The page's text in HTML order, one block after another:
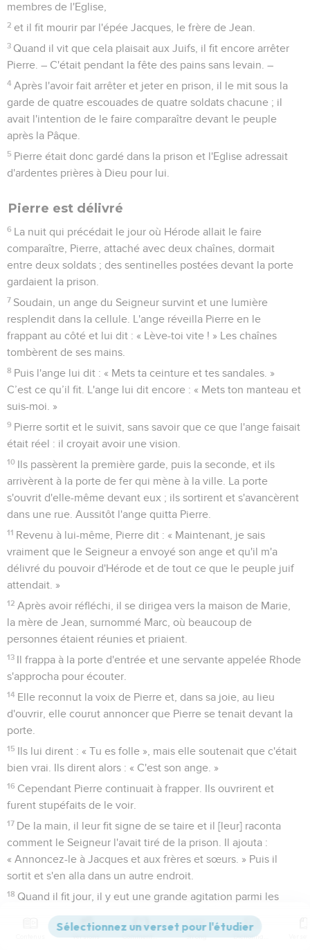
membres de l'Eglise,
2 et il fit mourir par l'épée Jacques, le frère de Jean.
3 Quand il vit que cela plaisait aux Juifs, il fit encore arrêter
Pierre. – C'était pendant la fête des pains sans levain. –
4 Après l'avoir fait arrêter et jeter en prison, il le mit sous la
garde de quatre escouades de quatre soldats chacune ; il
avait l'intention de le faire comparaître devant le peuple
après la Pâque.
5 Pierre était donc gardé dans la prison et l'Eglise adressait
d'ardentes prières à Dieu pour lui.
Pierre est délivré
6 La nuit qui précédait le jour où Hérode allait le faire
comparaître, Pierre, attaché avec deux chaînes, dormait
entre deux soldats ; des sentinelles postées devant la porte
gardaient la prison.
7 Soudain, un ange du Seigneur survint et une lumière
resplendit dans la cellule. L'ange réveilla Pierre en le
frappant au côté et lui dit : « Lève-toi vite ! » Les chaînes
tombèrent de ses mains.
8 Puis l'ange lui dit : « Mets ta ceinture et tes sandales. »
C’est ce qu’il fit. L'ange lui dit encore : « Mets ton manteau et
suis-moi. »
9 Pierre sortit et le suivit, sans savoir que ce que l'ange faisait
était réel : il croyait avoir une vision.
10 Ils passèrent la première garde, puis la seconde, et ils
arrivèrent à la porte de fer qui mène à la ville. La porte
s'ouvrit d'elle-même devant eux ; ils sortirent et s'avancèrent
dans une rue. Aussitôt l'ange quitta Pierre.
11 Revenu à lui-même, Pierre dit : « Maintenant, je sais
vraiment que le Seigneur a envoyé son ange et qu'il m'a
délivré du pouvoir d'Hérode et de tout ce que le peuple juif
attendait. »
12 Après avoir réfléchi, il se dirigea vers la maison de Marie,
la mère de Jean, surnommé Marc, où beaucoup de
personnes étaient réunies et priaient.
13 Il frappa à la porte d'entrée et une servante appelée Rhode
s'approcha pour écouter.
14 Elle reconnut la voix de Pierre et, dans sa joie, au lieu
d'ouvrir, elle courut annoncer que Pierre se tenait devant la
porte.
15 Ils lui dirent : « Tu es folle », mais elle soutenait que c'était
bien vrai. Ils dirent alors : « C'est son ange. »
16 Cependant Pierre continuait à frapper. Ils ouvrirent et
furent stupéfaits de le voir.
17 De la main, il leur fit signe de se taire et il [leur] raconta
comment le Seigneur l'avait tiré de la prison. Il ajouta :
« Annoncez-le à Jacques et aux frères et sœurs. » Puis il
sortit et s'en alla dans un autre endroit.
18 Quand il fit jour, il y eut une grande agitation parmi les
soldats : qu’était donc devenu Pierre ?
Hérode le fit rechercher, mais on ne le trouva pas. Il
Versions Commentaires Strong